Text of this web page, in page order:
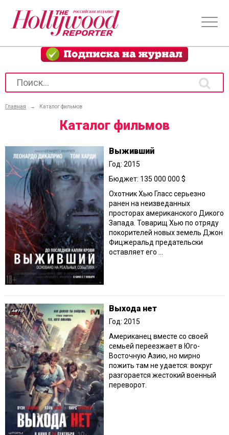
Главная → Каталог фильмов
Каталог фильмов
Выживший
Год: 2015
Бюджет: 135 000 000 $
Охотник Хью Гласс серьезно
ранен на неизведанных
просторах американского Дикого
Запада. Товарищ Хью по отряду
покорителей новых земель Джон
Фицжеральд предательски
оставляет его ...
Выхода нет
Год: 2015
Американец вместе со своей
семьей переезжает в Юго-
Восточную Азию, но мирно
пожить там не удается: вокруг
разгорается жестокий военный
переворот.